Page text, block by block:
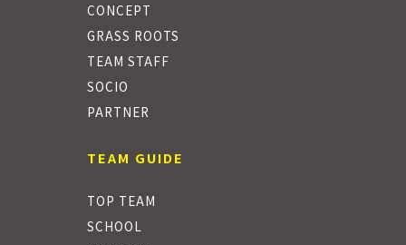
CONCEPT
GRASS ROOTS
TEAM STAFF
SOCIO
PARTNER
TEAM GUIDE
TOP TEAM
SCHOOL